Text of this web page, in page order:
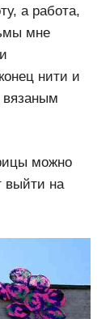
а работа,
мне
нити и
вязаным
можно
выйти на